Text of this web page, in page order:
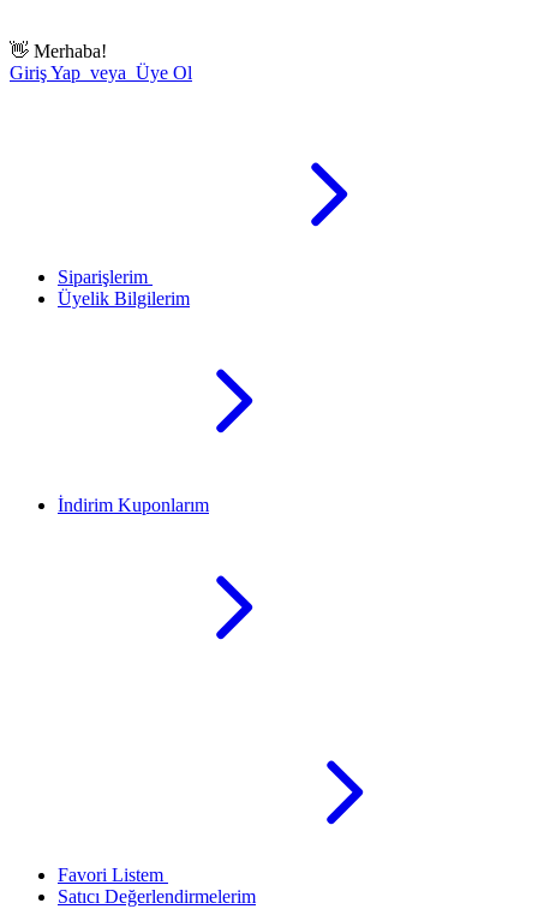
👋 Merhaba!
Giriş Yap veya Üye Ol
Siparişlerim
Üyelik Bilgilerim
İndirim Kuponlarım
Favori Listem
Satıcı Değerlendirmelerim